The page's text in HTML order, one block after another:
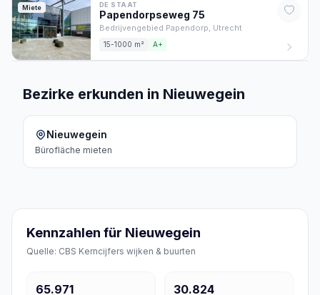
Miete DE STAAT
Papendorpseweg 75
Bedrijvengebied Papendorp, Utrecht
15-1000 m² A+
Bezirke erkunden in Nieuwegein
Nieuwegein
Bürofläche mieten
Kennzahlen für Nieuwegein
Quelle: CBS Kerncijfers wijken & buurten
65.971 30.824